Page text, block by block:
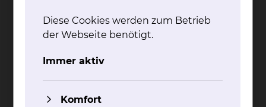
Braunschweig gGmbH
38118 Braunschweig
Tel.: 0531/595-0
Fax: 0531/595-1322
Diese Cookies werden zum Betrieb
der Webseite benötigt.
Immer aktiv
Komfort